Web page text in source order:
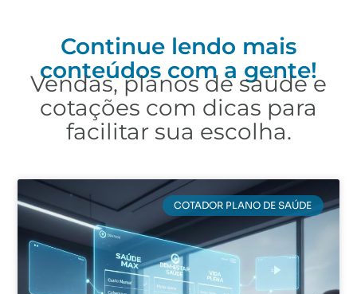
Continue lendo mais
conteúdos com a gente!
Vendas, planos de saúde e
cotações com dicas para
facilitar sua escolha.
COTADOR PLANO DE SAÚDE